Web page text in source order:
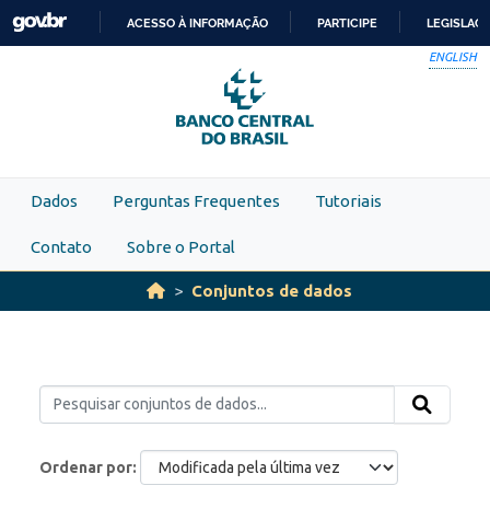
Skip to main content
PARA
O
CONTEÚDO
ACESSO À INFORMAÇÃO PARTICIPE
ENGLISH
Dados Perguntas Frequentes Tutoriais
Contato Sobre o Portal
Conjuntos de dados
Ordenar por